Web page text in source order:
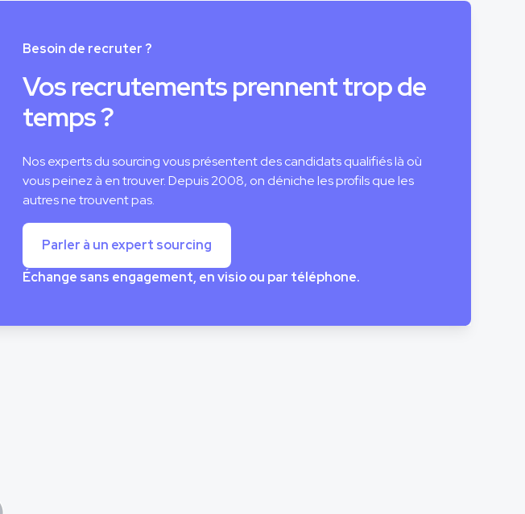
Besoin de recruter ?
Vos recrutements prennent trop de
temps ?
Nos experts du sourcing vous présentent des candidats qualifiés là où
vous peinez à en trouver. Depuis 2008, on déniche les profils que les
autres ne trouvent pas.
Parler à un expert sourcing
Échange sans engagement, en visio ou par téléphone.